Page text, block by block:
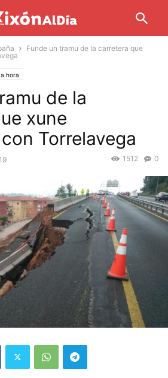
Funde un tramu de la carretera que
hora
de la
xune
Torrelavega
0
1512